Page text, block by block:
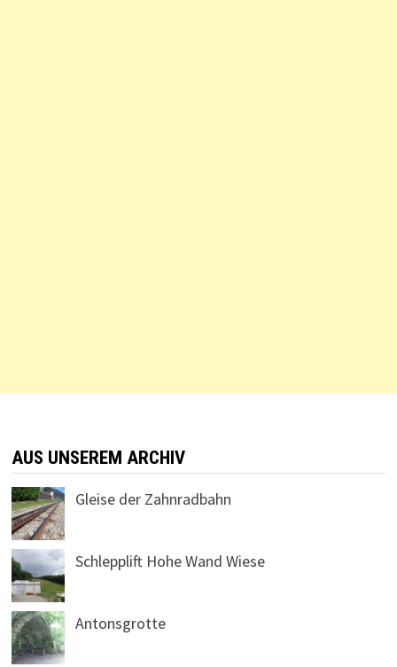
AUS UNSEREM ARCHIV
Gleise der Zahnradbahn
Schlepplift Hohe Wand Wiese
Antonsgrotte